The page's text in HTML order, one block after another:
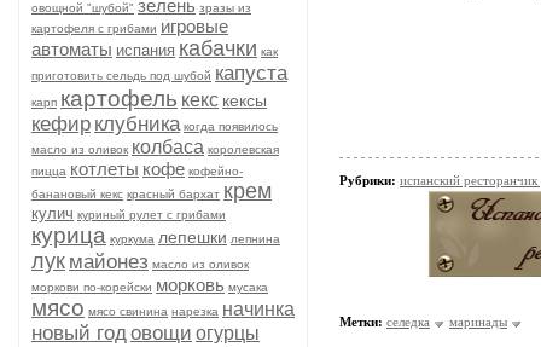
овощной "шубой" зелень зразы из
картофеля с грибами игровые
автоматы испания кабачки как
приготовить сельдь под шубой капуста
карп картофель кекс кексы
кефир клубника когда появилось
масло из оливок колбаса королевская
пицца котлеты кофе кофейно-
банановый кекс красный бархат крем
кулич куриный рулет с грибами
курица куркума лепешки лепнина
лук майонез масло из оливок
моркови по-корейски морковь мусака
мясо мясо свинина нарезка начинка
новый годовощи огурцы
Рубрики: испанский
Метки: селедка маринады